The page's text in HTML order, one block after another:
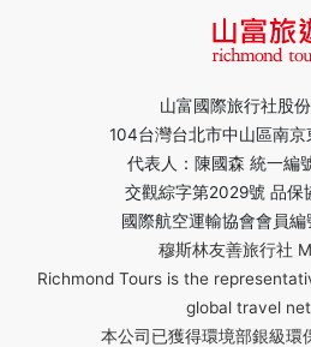
山富國際旅行社股
104台灣台北市中山區南
代表人：陳國森 統一編
交觀綜字第2029號 品
國際航空運輸協會會員
穆斯林友善旅行社
Richmond Tours is the
global travel
本公司已獲得環境部銀級環